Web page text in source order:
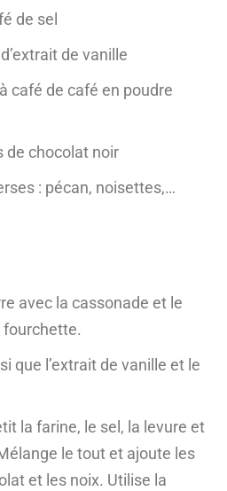
de sel
de vanille
café de café en poudre
de chocolat noir
: pécan, noisettes,…
avec la cassonade et le
que l’extrait de vanille et le
la farine, le sel, la levure et
le tout et ajoute les
et les noix. Utilise la